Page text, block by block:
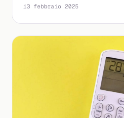
13 febbraio 2025